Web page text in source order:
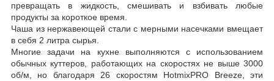
превращать в жидкость, смешивать и взбивать любые
продукты за короткое время.
Чаша из нержавеющей стали с мерными насечками вмещает
в себя 2 литра сырья.
Многие задачи на кухне выполняются с использованием
обычных куттеров, работающих на скоростях не выше 3000
об/м, но благодаря 26 скоростям HotmixPRO Breeze, эти